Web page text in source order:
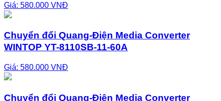
Giá: 580.000 VNĐ
Chuyển đổi Quang-Điện Media Converter
WINTOP YT-8110SB-11-60A
Giá: 580.000 VNĐ
Chuyển đổi Quang-Điện Media Converter